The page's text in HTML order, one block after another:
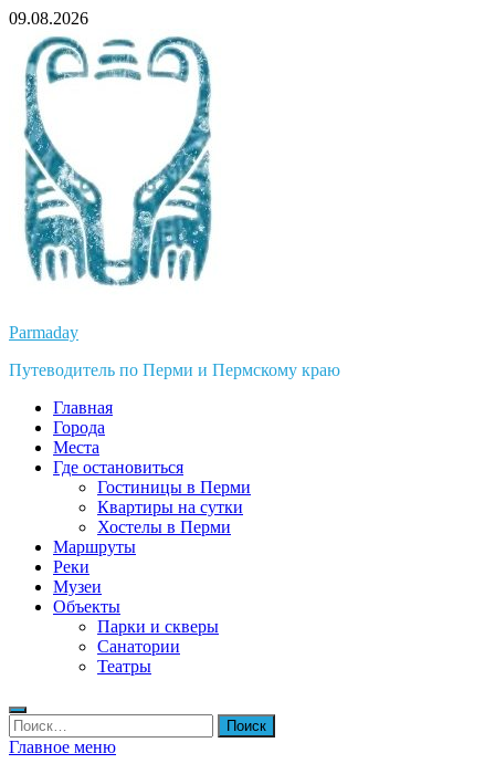
Перейти
содержимому
09.08.2026
Parmaday
Путеводитель по Перми и Пермскому краю
Главная
Города
Места
Где остановиться
Гостиницы в Перми
Квартиры на сутки
Хостелы в Перми
Маршруты
Реки
Музеи
Объекты
Парки и скверы
Санатории
Театры
Найти:
Главное меню